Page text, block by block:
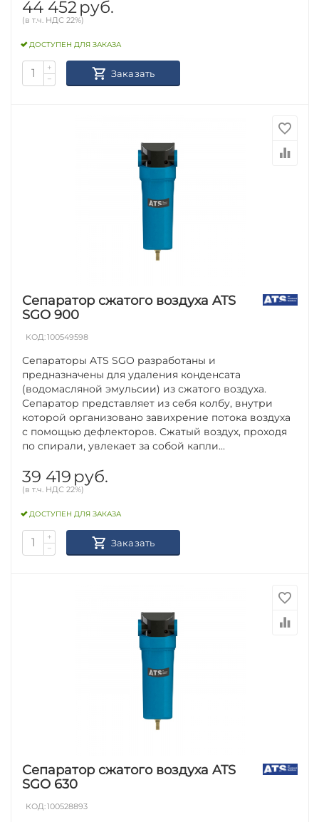
44 452 руб.
(в т.ч. НДС 22%)
ДОСТУПЕН ДЛЯ ЗАКАЗА
+
−
Заказать
Сепаратор сжатого воздуха ATS
SGO 900
КОД:100549598
Сепараторы ATS SGO разработаны и
предназначены для удаления конденсата
(водомасляной эмульсии) из сжатого воздуха.
Сепаратор представляет из себя колбу, внутри
которой организовано завихрение потока воздуха
с помощью дефлекторов. Сжатый воздух, проходя
по спирали, увлекает за собой капли...
39 419 руб.
(в т.ч. НДС 22%)
ДОСТУПЕН ДЛЯ ЗАКАЗА
+
−
Заказать
Сепаратор сжатого воздуха ATS
SGO 630
КОД:100528893